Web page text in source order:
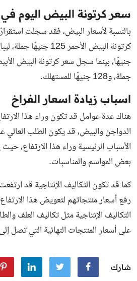
سعر كرتونة البيض اليوم
بالنسبة لأسعار البيض، فقد سجلت
جملة، و128 جنيهًا للمستهلك.
اسباب زيادة اسعار الفراخ
هناك عدة عوامل قد تكون وراء هذا
الدواجن والبيض، قد يكون الطلب العالي
الأسباب الرئيسية وراء هذا الارتفاع،
بعض المواسم والمناسبات.
كما قد تكون التكاليف الإنتاجية قد
رفع أسعار منتجاتهم لتعويض هذا
التكاليف الإنتاجية مثل تكاليف العلف
على أسعار المنتجات النهائية التي تصل
شارك